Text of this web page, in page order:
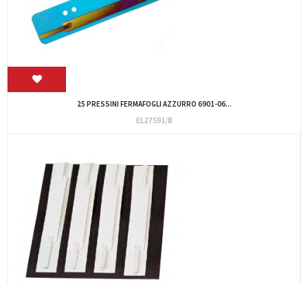
25 PRESSINI FERMAFOGLI AZZURRO 6901-06...
EL27591/B